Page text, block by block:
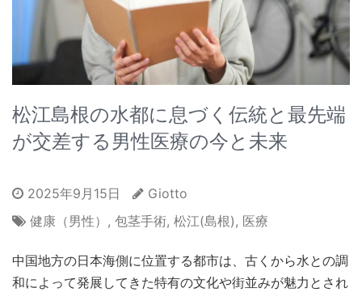
松江島根の水都に息づく伝統と最先端
が交差する男性医療の今と未来
2025年9月15日
Giotto
健康（男性） , 包茎手術, 松江(島根), 医療
中国地方の日本海側に位置する都市は、古くから水との調
和によって発展してきた特有の文化や街並みが魅力とされ